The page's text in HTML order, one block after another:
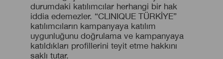
durumdaki katılımcılar herhangi bir hak
iddia edemezler. “CLINIQUE TÜRKİYE”
katılımcıların kampanyaya katılım
uygunluğunu doğrulama ve kampanyaya
katıldıkları profillerini teyit etme hakkını
saklı tutar.